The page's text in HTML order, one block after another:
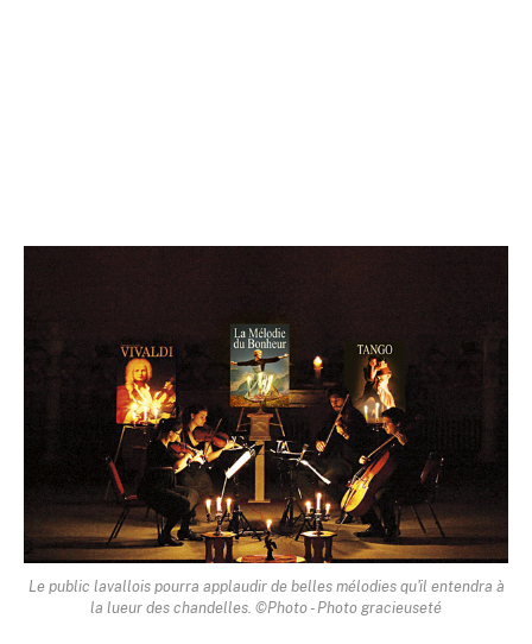
Le public lavallois pourra applaudir de belles mélodies qu'il entendra à
la lueur des chandelles. ©Photo - Photo gracieuseté